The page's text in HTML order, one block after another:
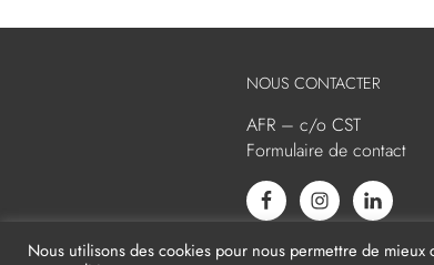
NOUS CONTACTER
AFR – c/o CST
Formulaire de contact
Nous utilisons des cookies pour nous permettre de